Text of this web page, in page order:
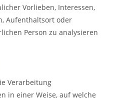
Vorlieben, Interessen,
Aufenthaltsort oder
Person zu analysieren
Verarbeitung
in einer Weise, auf welche